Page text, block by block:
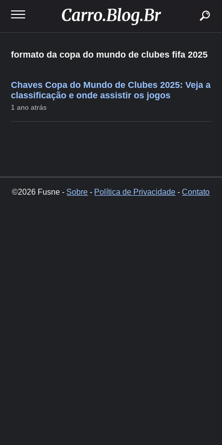
formato da copa do mundo de clubes fifa 2025
Chaves Copa do Mundo de Clubes 2025: Veja a
classificação e onde assistir os jogos
1 ano atrás
©2026 Fusne - Sobre - Política de Privacidade -Contato